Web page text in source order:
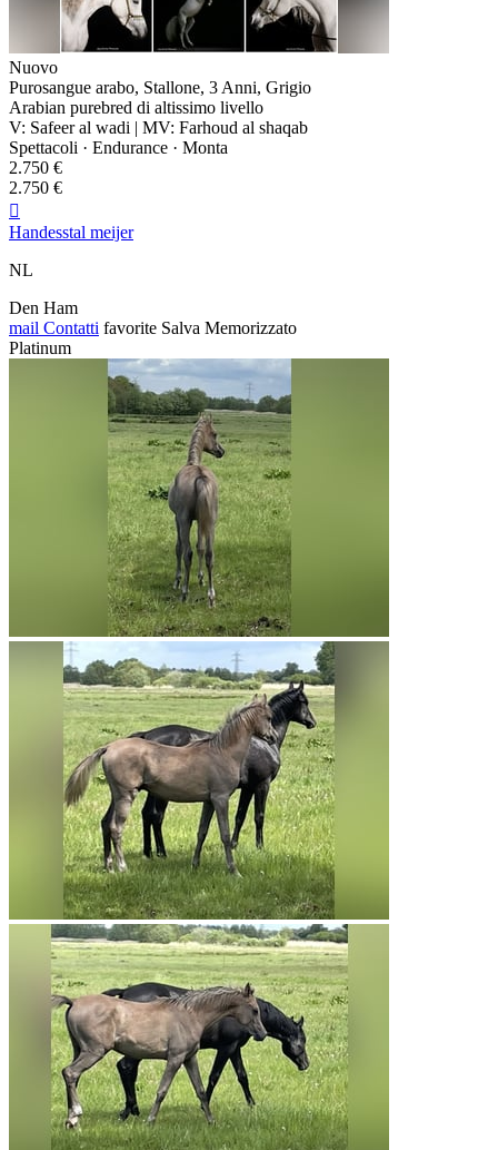
Nuovo
Purosangue arabo, Stallone, 3 Anni, Grigio
Arabian purebred di altissimo livello
V: Safeer al wadi | MV: Farhoud al shaqab
Spettacoli · Endurance · Monta
2.750 €
2.750 €

Handesstal meijer
NL
Den Ham
mail Contatti favorite Salva Memorizzato
Platinum